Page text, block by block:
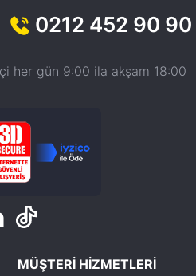
0212 452 90 90
her gün 9:00 ila akşam 18:00
MÜŞTERİ HİZMETLERİ